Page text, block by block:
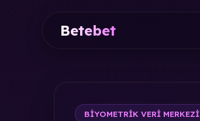
Betebet
BIYOMETRIK VERI MERKEZI